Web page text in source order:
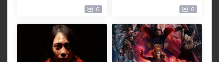
r: Love and Thunder
20.4GB [115网盘下载]
6
Lust 2D 蓝光原盘 33.1
GB ISO【115网盘专用
下载】
6